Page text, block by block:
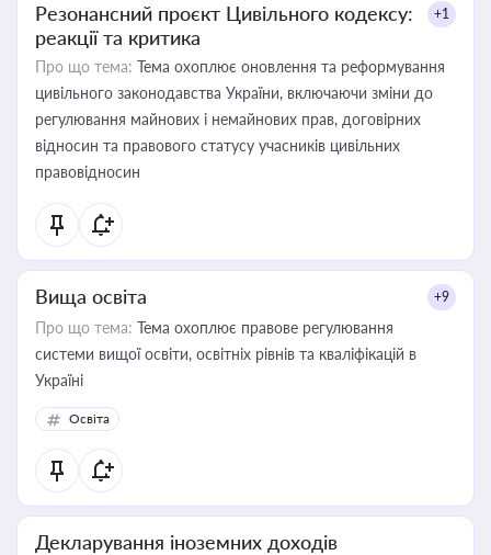
Резонансний проєкт Цивільного кодексу:
реакції та критика
+1
Про що тема: Тема охоплює оновлення та реформування
цивільного законодавства України, включаючи зміни до
регулювання майнових і немайнових прав, договірних
відносин та правового статусу учасників цивільних
правовідносин
Вища освіта +9
Про що тема: Тема охоплює правове регулювання
системи вищої освіти, освітніх рівнів та кваліфікацій в
Україні
Освіта
Декларування іноземних доходів